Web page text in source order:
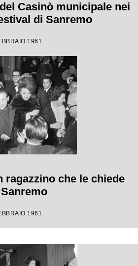
Casinò municipale nei
di Sanremo
1961
ragazzino che le chiede
1961